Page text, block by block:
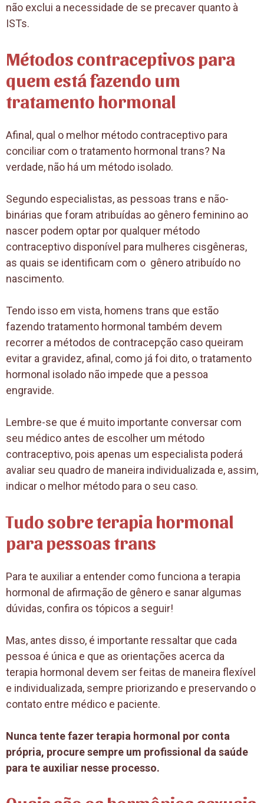
não exclui a necessidade de se precaver quanto à
ISTs.
Métodos contraceptivos para
quem está fazendo um
tratamento hormonal
Afinal, qual o melhor método contraceptivo para
conciliar com o tratamento hormonal trans? Na
verdade, não há um método isolado.
Segundo especialistas, as pessoas trans e não-
binárias que foram atribuídas ao gênero feminino ao
nascer podem optar por qualquer método
contraceptivo disponível para mulheres cisgêneras,
as quais se identificam com o gênero atribuído no
nascimento.
Tendo isso em vista, homens trans que estão
fazendo tratamento hormonal também devem
recorrer a métodos de contracepção caso queiram
evitar a gravidez, afinal, como já foi dito, o tratamento
hormonal isolado não impede que a pessoa
engravide.
Lembre-se que é muito importante conversar com
seu médico antes de escolher um método
contraceptivo, pois apenas um especialista poderá
avaliar seu quadro de maneira individualizada e, assim,
indicar o melhor método para o seu caso.
Tudo sobre terapia hormonal
para pessoas trans
Para te auxiliar a entender como funciona a terapia
hormonal de afirmação de gênero e sanar algumas
dúvidas, confira os tópicos a seguir!
Mas, antes disso, é importante ressaltar que cada
pessoa é única e que as orientações acerca da
terapia hormonal devem ser feitas de maneira flexível
e individualizada, sempre priorizando e preservando o
contato entre médico e paciente.
Nunca tente fazer terapia hormonal por conta
própria, procure sempre um profissional da saúde
para te auxiliar nesse processo.